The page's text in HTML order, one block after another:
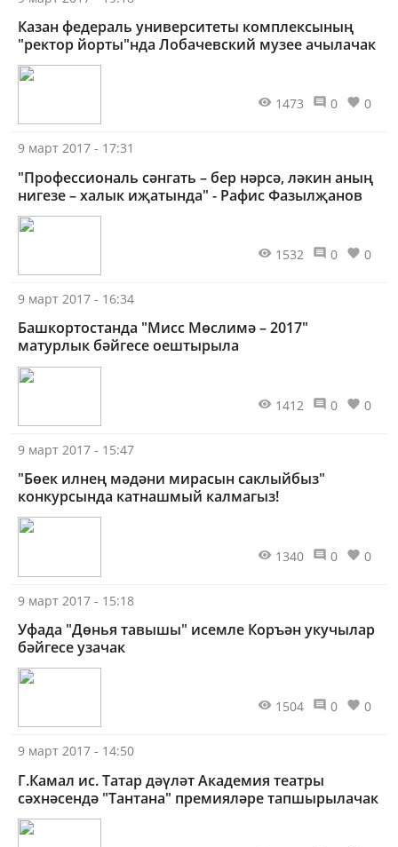
Казан федераль университеты комплексының
"ректор йорты"нда Лобачевский музее ачылачак
1473 0 0
9 март 2017 - 17:31
"Профессиональ сәнгать – бер нәрсә, ләкин аның
нигезе – халык иҗатында" - Рафис Фазылҗанов
1532 0 0
9 март 2017 - 16:34
Башкортостанда "Мисс Мөслимә – 2017"
матурлык бәйгесе оештырыла
1412 0 0
9 март 2017 - 15:47
"Бөек илнең мәдәни мирасын саклыйбыз"
конкурсында катнашмый калмагыз!
1340 0 0
9 март 2017 - 15:18
Уфада "Дөнья тавышы" исемле Коръән укучылар
бәйгесе узачак
1504 0 0
9 март 2017 - 14:50
Г.Камал ис. Татар дәүләт Академия театры
сәхнәсендә "Тантана" премияләре тапшырылачак